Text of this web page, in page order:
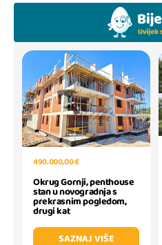
490.000,00 €
Okrug Gornji, penthouse
stan u novogradnja s
prekrasnim pogledom,
drugi kat
SAZNAJ VIŠE